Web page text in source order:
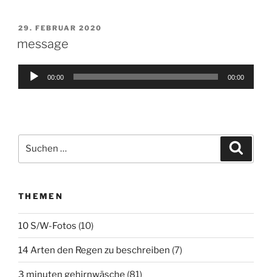
VERÖFFENTLICHT
29. FEBRUAR 2020
message
Audio-
00:00 00:00
Suchen
THEMEN
10 S/W-Fotos (10)
14 Arten den Regen zu beschreiben (7)
3 minuten gehirnwäsche (81)